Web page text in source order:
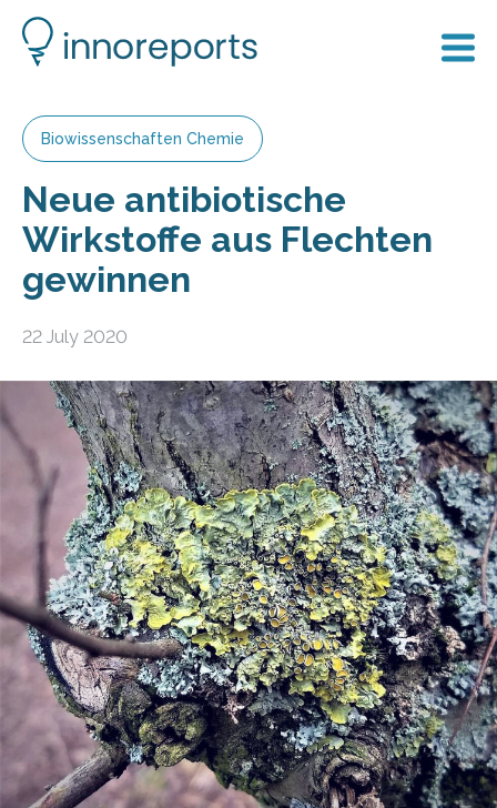
Biowissenschaften Chemie
Neue antibiotische
Wirkstoffe aus Flechten
gewinnen
22 July 2020